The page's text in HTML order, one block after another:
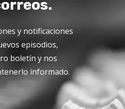
y notificaciones
episodios,
boletín y nos
informado.